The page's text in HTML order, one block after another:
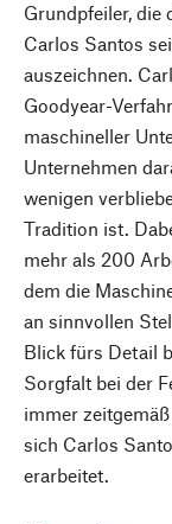
Grundpfeiler, die
Carlos Santos
auszeichnen.
Goodyear-
maschineller
Unternehmen
wenigen
Tradition ist.
mehr als 200
dem die
an sinnvollen
Blick fürs Detail
Sorgfalt bei der
immer
sich Carlos
erarbeitet.